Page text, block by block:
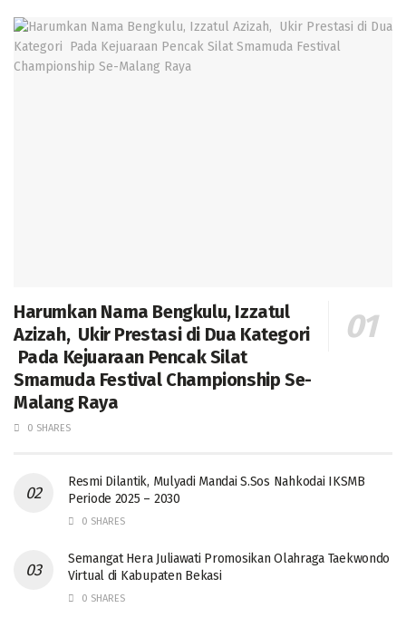
Harumkan Nama Bengkulu, Izzatul
Azizah, Ukir Prestasi di Dua Kategori
Pada Kejuaraan Pencak Silat
Smamuda Festival Championship Se-
Malang Raya
0 SHARES
Resmi Dilantik, Mulyadi Mandai S.Sos Nahkodai IKSMB
Periode 2025 – 2030
0 SHARES
Semangat Hera Juliawati Promosikan Olahraga Taekwondo
Virtual di Kabupaten Bekasi
0 SHARES